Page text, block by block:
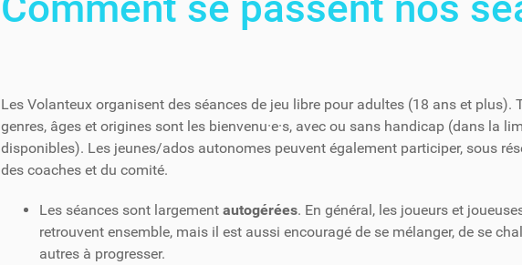
Les Volanteux organisent des séances de jeu libre pour adultes (18 ans et plus).
genres, âges et origines sont les bienvenu·e·s, avec ou sans handicap (dans la
disponibles). Les jeunes/ados autonomes peuvent également participer, sous
des coaches et du comité.
Les séances sont largement autogérées. En général, les joueurs et
retrouvent ensemble, mais il est aussi encouragé de se mélanger, de se
autres à progresser.